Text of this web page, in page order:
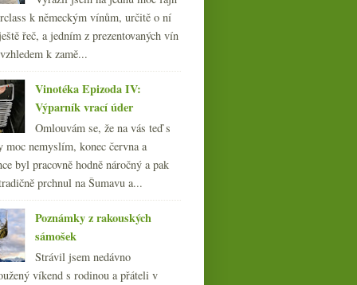
k německým vínům, určitě o ní
řeč, a jedním z prezentovaných vín
k zamě...
Vinotéka Epizoda IV:
Výparník vrací úder
Omlouvám se, že na vás teď s
moc nemyslím, konec června a
byl pracovně hodně náročný a pak
prchnul na Šumavu a...
Poznámky z rakouských
sámošek
Strávil jsem nedávno
víkend s rodinou a přáteli v